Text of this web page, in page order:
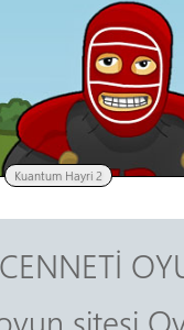
Kuantum Hayri 2
sitesi